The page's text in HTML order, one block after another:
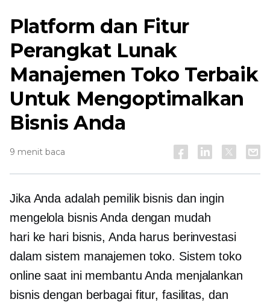
Platform dan Fitur
Perangkat Lunak
Manajemen Toko Terbaik
Untuk Mengoptimalkan
Bisnis Anda
9 menit baca
Jika Anda adalah pemilik bisnis dan ingin
mengelola bisnis Anda dengan mudah
hari ke haribisnis, Anda harus berinvestasi
dalam sistem manajemen toko. Sistem toko
online saat ini membantu Anda menjalankan
bisnis dengan berbagai fitur, fasilitas, dan